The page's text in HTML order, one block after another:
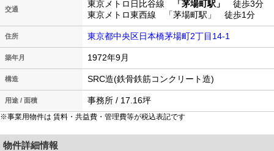
交通
東京メトロ日比谷線 「茅場町駅」
徒歩3分
東京メトロ東西線 「茅場町駅」 徒歩1分
住所 東京都中央区日本橋茅場町2丁目14-1
築年月 1972年9月
構造 SRC造(鉄骨鉄筋コンクリート造)
用途 / 面積 事務所 / 17.16坪
※事業用物件は 賃料・共益費・管理費等が税込表記です
物件詳細情報